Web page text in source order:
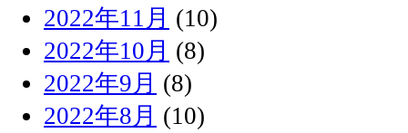
2022年11月 (10)
2022年10月 (8)
2022年9月 (8)
2022年8月 (10)